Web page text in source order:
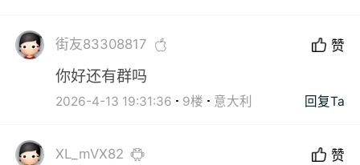
街友83308817 赞
你好还有群吗
2026-4-13 19:31:36 9楼 意大利 回复Ta
XL_mVX82 赞